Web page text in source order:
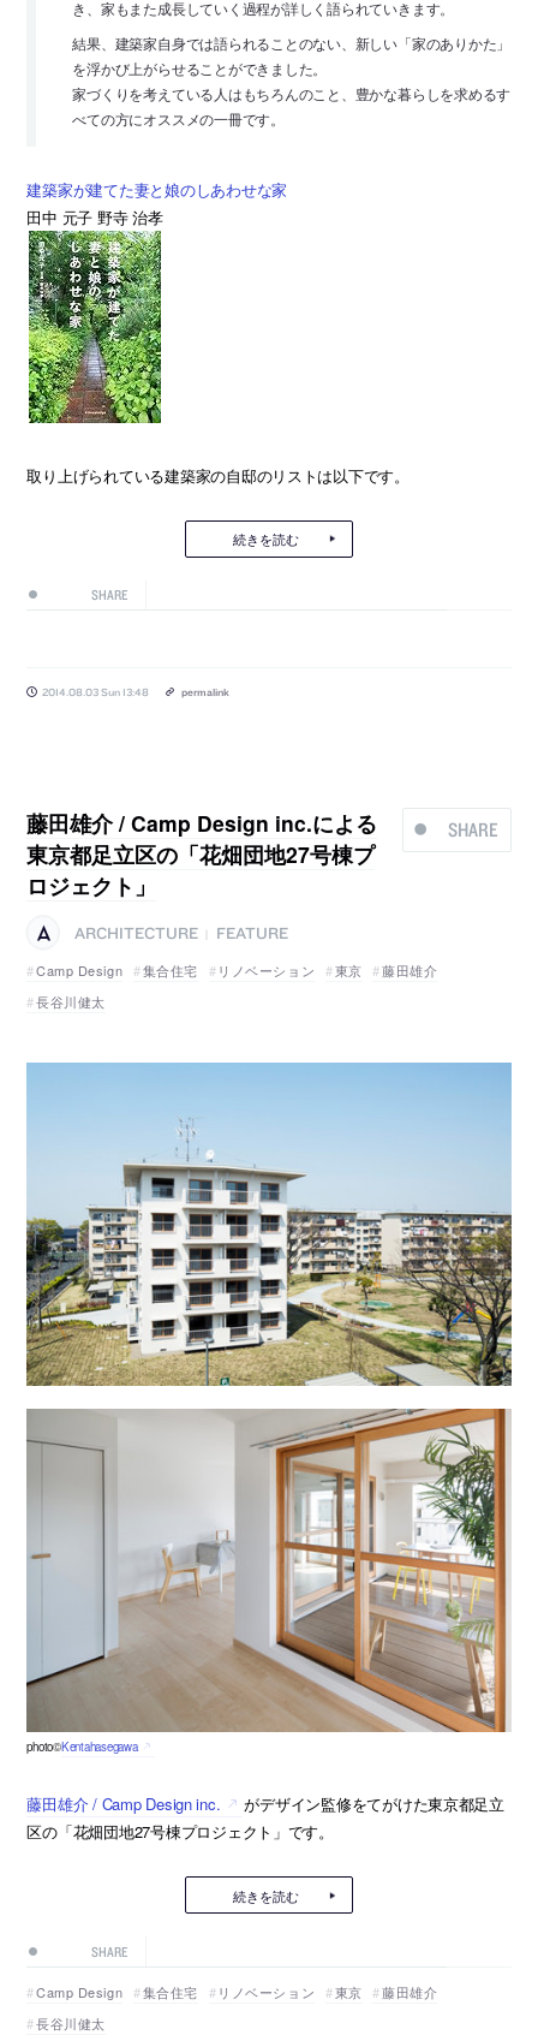
き、家もまた成長していく過程が詳しく語られていきます。
結果、建築家自身では語られることのない、新しい「家のありかた」
を浮かび上がらせることができました。
家づくりを考えている人はもちろんのこと、豊かな暮らしを求めるす
べての方にオススメの一冊です。
建築家が建てた妻と娘のしあわせな家
田中 元子 野寺 治孝
取り上げられている建築家の自邸のリストは以下です。
続きを読む
SHARE
2014.08.03 Sun 13:48 permalink
SHARE
藤田雄介 / Camp Design inc.による
東京都足立区の「花畑団地27号棟プ
ロジェクト」
ARCHITECTURE
FEATURE
Camp Design
集合住宅 リノベーション 東京
藤田雄介
長谷川健太
photo©Kentahasegawa
藤田雄介 / Camp Design inc.
がデザイン監修をてがけた東京都足立
区の「花畑団地27号棟プロジェクト」です。
続きを読む
SHARE
Camp Design 集合住宅 リノベーション 東京
藤田雄介
長谷川健太